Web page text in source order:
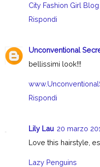
City Fashion Girl Blog
Rispondi
Unconventional
bellissimi look!!!
Rispondi
Lily Lau 20 marzo
Love this hairstyle,
Lazy Penguins